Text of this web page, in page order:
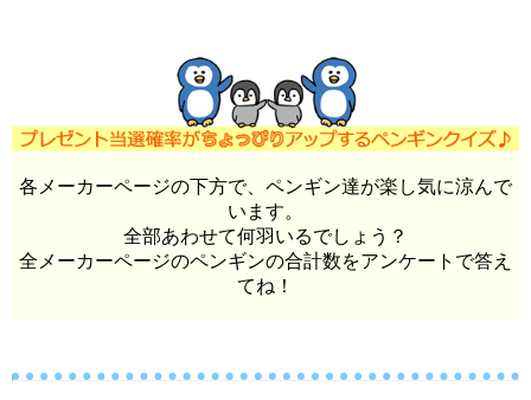
各メーカーページの下方で、ペンギン達が楽し気に涼んで
います。
全部あわせて何羽いるでしょう？
全メーカーページのペンギンの合計数をアンケートで答え
てね！